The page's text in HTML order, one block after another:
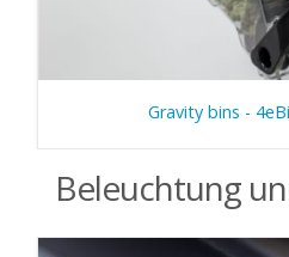
Gravity bins -
Beleuchtung